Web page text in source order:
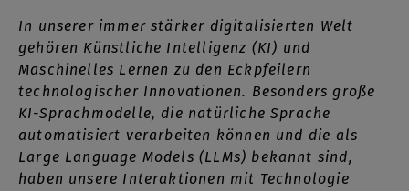
In unserer immer stärker digitalisierten Welt
gehören Künstliche Intelligenz (KI) und
Maschinelles Lernen zu den Eckpfeilern
technologischer Innovationen. Besonders große
KI-Sprachmodelle, die natürliche Sprache
automatisiert verarbeiten können und die als
Large Language Models (LLMs) bekannt sind,
haben unsere Interaktionen mit Technologie